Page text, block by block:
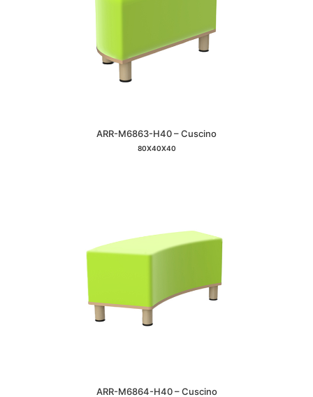
ARR-M6863-H40 – Cuscino
80X40X40
ARR-M6864-H40 – Cuscino